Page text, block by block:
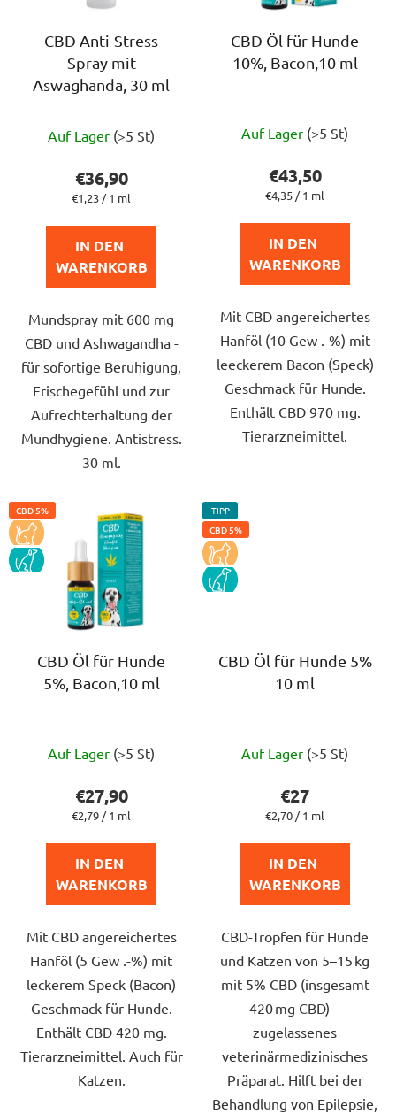
CBD Anti-Stress
Spray mit
Aswaghanda, 30 ml
durchschnittliche
ist
von
5
Sternen.
Auf Lager (>5 St)
€36,90
Verkaufspreis:
€1,23 / 1 ml
IN DEN
WARENKORB
Mundspray mit 600 mg
CBD und Ashwagandha -
für sofortige Beruhigung,
Frischegefühl und zur
Aufrechterhaltung der
Mundhygiene. Antistress.
30 ml.
CBD Öl für Hunde
10%, Bacon,10 ml
ist
von
5
Sternen.
Auf Lager (>5 St)
€43,50
Verkaufspreis:
€4,35 / 1 ml
IN DEN
WARENKORB
Mit CBD angereichertes
Hanföl (10 Gew .-%) mit
leeckerem Bacon (Speck)
Geschmack für Hunde.
Enthält CBD 970 mg.
Tierarzneimittel.
CBD 5%
KOCKA
PES
CBD Öl für Hunde
5%, Bacon,10 ml
durchschnittliche
Produktbewertung
ist
von
5
Sternen.
Auf Lager (>5 St)
€27,90
Verkaufspreis:
€2,79 / 1 ml
IN DEN
WARENKORB
Mit CBD angereichertes
Hanföl (5 Gew .-%) mit
leckerem Speck (Bacon)
Geschmack für Hunde.
Enthält CBD 420 mg.
Tierarzneimittel. Auch für
Katzen.
TIPP
CBD 5%
KOCKA
PES
CBD Öl für Hunde 5%
10 ml
ist
von
5
Sternen.
Auf Lager (>5 St)
€27
Verkaufspreis:
€2,70 / 1 ml
IN DEN
WARENKORB
CBD-Tropfen für Hunde
und Katzen von 5–15 kg
mit 5% CBD (insgesamt
420 mg CBD) –
zugelassenes
veterinärmedizinisches
Präparat. Hilft bei der
Behandlung von Epilepsie,